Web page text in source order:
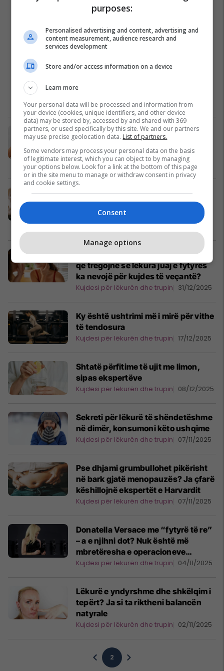
Vaji i kokosit kundër celulitit: Si ta
përdorni për lëkurë më të
shtrënguar dhe më të butë
Kujdesi për lëkurën dhe trupin 12/01/2026
"Fytyra e kortizolit": Si stresi po ju
'ha' kolagjenin dhe 5 mënyra për ta
ndalur
Kujdesi për lëkurën dhe trupin 10/01/2026
Cilat janë shenjat më të zakonshme
që tregojnë se lëkura juaj e fytyrës
ka nevojë për kujdes të veçantë?
Kujdesi për lëkurën dhe trupin 31/12/2025
Ky është ushtrimi më i mirë për vithe
të tendosura
Kujdesi për lëkurën dhe trupin 17/12/2025
Shtatë përfitime të ujit me limon,
sipas ekspertëve
Kujdesi për lëkurën dhe trupin 08/12/2025
Sekreti për lëkurë të shëndetëshme
në dimër, konsumoni këto ushqime
Kujdesi për lëkurën dhe trupin 07/11/2025
Pse dhjami grumbullohet pikërisht
në bark gjatë menopauzës? Ja çfarë
këshillojnë ekspertët e Harvardit
Kujdesi për lëkurën dhe trupin 07/11/2025
Donatella Versace me “fytyrë të re”
– a e njihni dot? Nuk është më
mbretëresha e operacioneve
plastike të dështuara
Kujdesi për lëkurën dhe trupin 04/11/2025
Lëkurë e yndyrshme dhe shkëlqim i
tepërt? Ja si ta riktheni balancën
natyrale
Kujdesi për lëkurën dhe trupin 02/11/2025
2
purposes:
Personalised advertising and content, advertising and
content measurement, audience research and
services development
Store and/or access information on a device
Learn more
Your personal data will be processed and information from
your device (cookies, unique identifiers, and other device
data) may be stored by, accessed by and shared with 369
partners, or used specifically by this site. We and our partners
may use precise geolocation data. List of partners.
Some vendors may process your personal data on the basis
of legitimate interest, which you can object to by managing
your options below. Look for a link at the bottom of this page
or in the site menu to manage or withdraw consent in privacy
and cookie settings.
Consent
Manage options